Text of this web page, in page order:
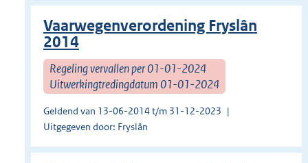
Vaarwegenverordening Fryslân
2014
Regeling vervallen per 01-01-2024
Uitwerkingtredingdatum 01-01-2024
Geldend van 13-06-2014 t/m 31-12-2023
Uitgegeven door: Fryslân